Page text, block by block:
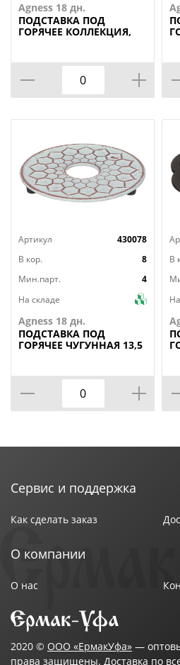
Agness 18 дн.
ПОДСТАВКА ПОД
ГОРЯЧЕЕ КОЛЛЕКЦИЯ,
Артикул
430078
В кор.
8
Мин.парт.
4
На складе
Agness 18 дн.
ПОДСТАВКА ПОД
ГОРЯЧЕЕ ЧУГУННАЯ 13,5
В
Сервис и поддержка
Как сделать заказ
О компании
О нас
2020 © ООО «ЕрмакУфа» —
права защищены. Доставка по